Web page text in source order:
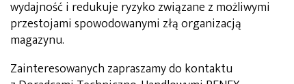
wydajność i redukuje ryzyko związane z możliwymi
przestojami spowodowanymi złą organizacją
magazynu.
Zainteresowanych zapraszamy do kontaktu